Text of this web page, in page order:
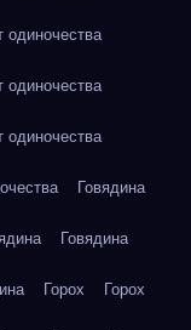
Говядина
Говядина
Горох Горох